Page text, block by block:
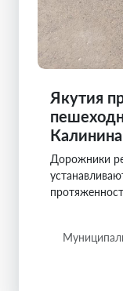
Якутия
Дорожники